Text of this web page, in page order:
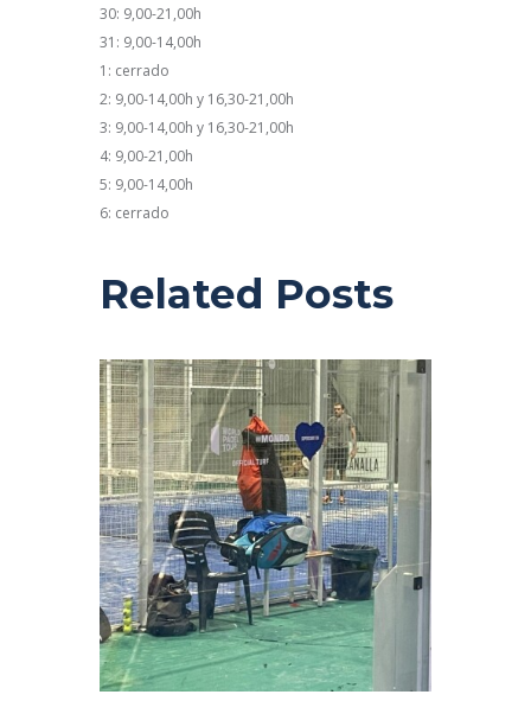
30: 9,00-21,00h
31: 9,00-14,00h
1: cerrado
2: 9,00-14,00h y 16,30-21,00h
3: 9,00-14,00h y 16,30-21,00h
4: 9,00-21,00h
5: 9,00-14,00h
6: cerrado
Related Posts